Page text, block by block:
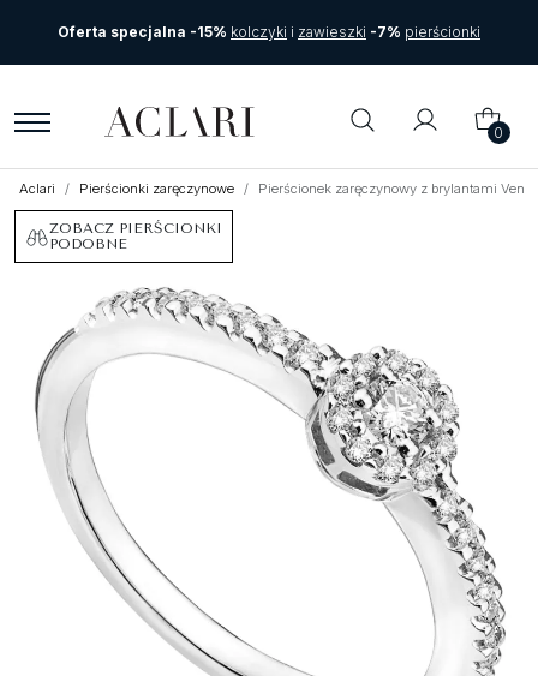
Oferta specjalna -15% kolczyki i zawieszki -7% pierścionki
0
Aclari Pierścionki zaręczynowe Pierścionek zaręczynowy z brylantami
ZOBACZ PIERŚCIONKI
PODOBNE